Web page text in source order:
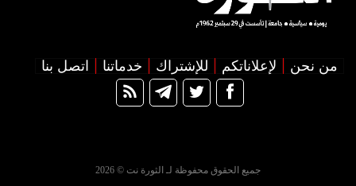
من نحن لإعلاناتكم للإشتراك خدماتنا اتصل بنا
جميع الحقوق محفوظة لـ الثورة نت © 2026